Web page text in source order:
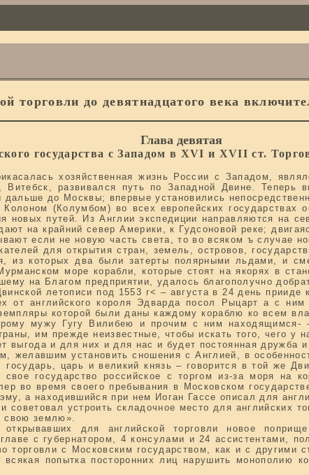
торговли до девятнадцатого века
Глава девятая
государства с Западом в XVI и XVII ст.
хозяйственная жизнь России с Западом,
развивался путь по Западной Двине. Теперь
до Москвы; впервые установились
(Колумбом) во всех европейских государствах
новых путей. Из Англии экспедиции направляются на
на крайний север Америки, к Гудсоновой реке;
если не новую часть света, то во всяком ъ случае
для открытия стран, земель, островов,
из которых два были затерты полярными льдами, и
море корабли, которые стоят на якорях в
на Благом предприятии, удалось благополучно
летописи под 1553 г< – августа в 24 день
от английского короля Эдварда посол Рыцарт а с
которой были даны каждому кораблю ко всем
мужу Гугу Вилибею и прочим с ним
им прежде неизвестные, чтобы искать того, чего у
выгода и для них и для нас и будет постоянная
желавшим установить сношения с Англией, в
царь и великий князь – говорится в той же
свое государство российское с торгом из-за моря на
во время своего пребывания в Московском
а находившийся при нем Иоган Гассе описал для
советовал устроить складочное место для английских
свою землю».
открывавших для английской торговли новое
с губернатором, 4 консулами и 24 ассистентами,
торговли с Московским государством, как и с другими
попытка посторонних лиц нарушить монополию